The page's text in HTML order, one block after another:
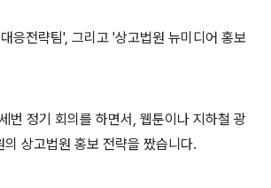
응전략팀', 그리고 '상고법원 뉴미디어 홍보
번 정기 회의를 하면서, 웹툰이나 지하철 광
의 상고법원 홍보 전략을 짰습니다.